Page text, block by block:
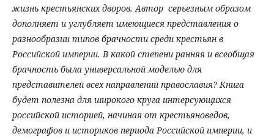
жизнь крестьянских дворов. Автор серьезным образом
дополняет и углубляет имеющиеся представления о
разнообразии типов брачности среди крестьян в
Российской империи. В какой степени ранняя и всеобщая
брачность была универсальной моделью для
представителей всех направлений православия? Книга
будет полезна для широкого круга интерсующихся
российской историей, начиная от крестьяноведов,
демографов и историков периода Российской империи, и